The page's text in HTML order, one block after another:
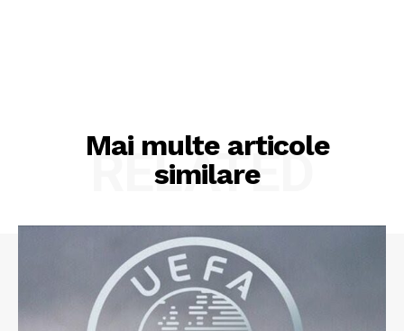
Mai multe articole
similare
RELATED